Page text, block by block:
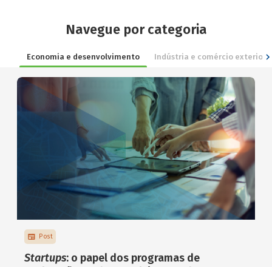
Navegue por categoria
Economia e desenvolvimento Indústria e comércio exterior
Post
Startups: o papel dos programas de